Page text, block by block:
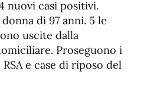
nuovi casi positivi.
di 97 anni. 5 le
uscite dalla
Proseguono i
e case di riposo del